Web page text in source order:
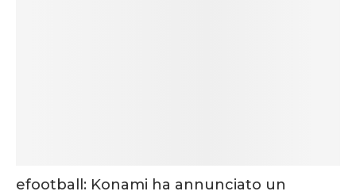
efootball: Konami ha annunciato un